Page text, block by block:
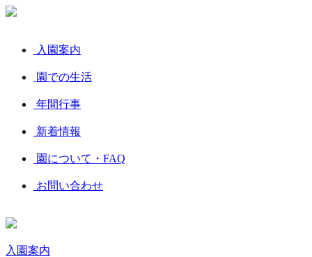
入園案内
園での生活
年間行事
新着情報
園について・FAQ
お問い合わせ
入園案内